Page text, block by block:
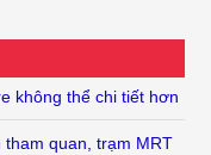
không thể chi tiết hơn
tham quan, trạm MRT